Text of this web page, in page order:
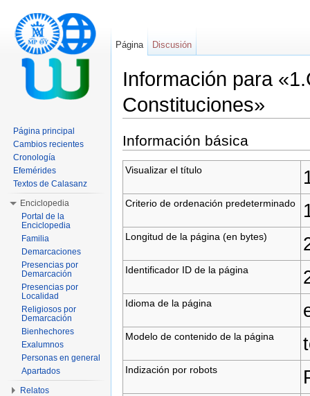
Información para
Constituciones»
Información básica
Visualizar el título
Criterio de ordenación predeterminado
Longitud de la página (en bytes)
Identificador ID de la página
Idioma de la página
Modelo de contenido de la página
Indización por robots
Página Discusión
Página principal
Cambios recientes
Cronología
Efemérides
Textos de Calasanz
Enciclopedia
Portal de la
Enciclopedia
Familia
Demarcaciones
Presencias por
Demarcación
Presencias por
Localidad
Religiosos por
Demarcación
Bienhechores
Exalumnos
Personas en general
Apartados
Relatos